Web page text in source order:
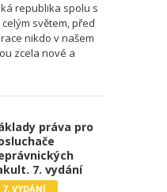
republika spolu s
světem, před
nikdo v našem
zcela nové a
práva pro
7. vydání
7. VYDÁNÍ